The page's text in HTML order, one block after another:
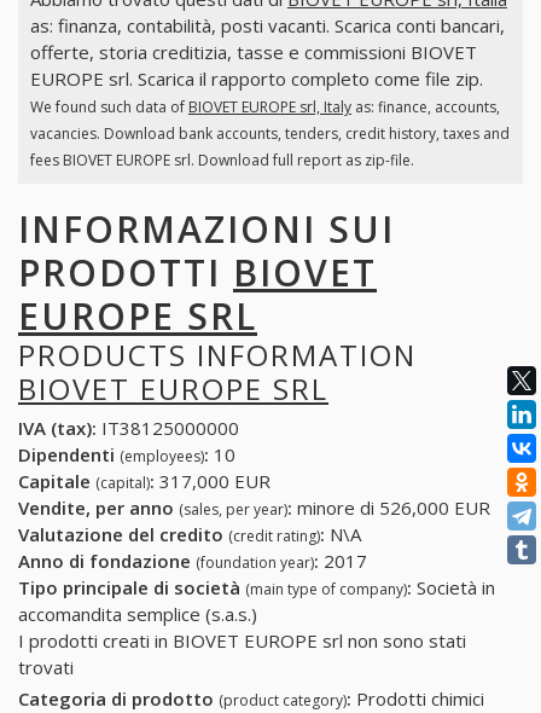
as: finanza, contabilità, posti vacanti. Scarica conti bancari,
offerte, storia creditizia, tasse e commissioni BIOVET
EUROPE srl. Scarica il rapporto completo come file zip.
We found such data of BIOVET EUROPE srl, Italyas: finance, accounts,
vacancies. Download bank accounts, tenders, credit history, taxes and
fees BIOVET EUROPE srl. Download full report as zip-file.
INFORMAZIONI SUI
PRODOTTI BIOVET
EUROPE SRL
PRODUCTS INFORMATION
BIOVET EUROPE SRL
IVA (tax): IT38125000000
Dipendenti (employees): 10
Capitale (capital): 317,000 EUR
Vendite, per anno (sales, per year): minore di 526,000 EUR
Valutazione del credito (credit rating): N\A
Anno di fondazione (foundation year): 2017
Tipo principale di società (main type of company): Società in
accomandita semplice (s.a.s.)
I prodotti creati in BIOVET EUROPE srl non sono stati
trovati
Categoria di prodotto (product category): Prodotti chimici